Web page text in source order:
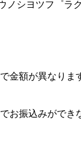
ノシヨツフ゜ラ
金額が異なりま
お振込みができ